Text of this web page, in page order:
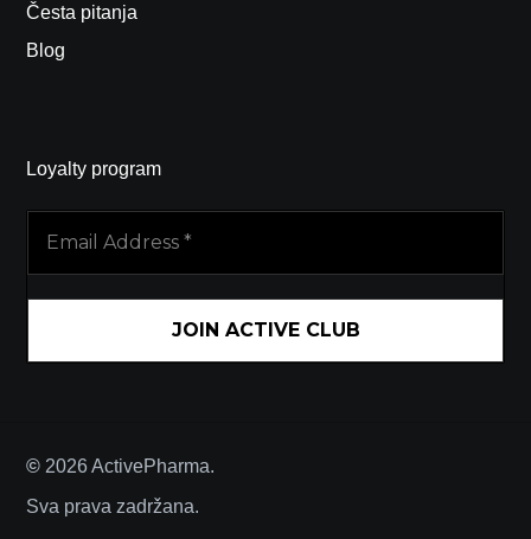
Česta pitanja
Blog
Loyalty program
Email
Address
© 2026ActivePharma.
Sva prava zadržana.